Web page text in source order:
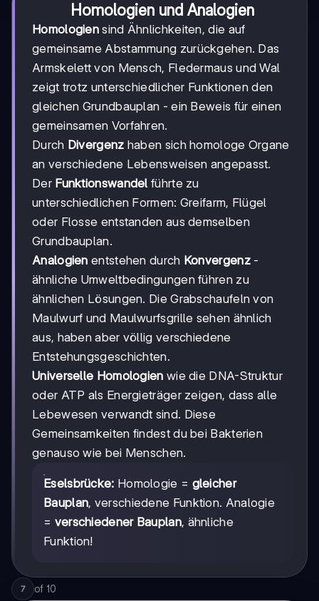
Homologien und Analogien
Homologien sind Ähnlichkeiten, die auf
gemeinsame Abstammung zurückgehen. Das
Armskelett von Mensch, Fledermaus und Wal
zeigt trotz unterschiedlicher Funktionen den
gleichen Grundbauplan - ein Beweis für einen
gemeinsamen Vorfahren.
Durch Divergenz haben sich homologe Organe
an verschiedene Lebensweisen angepasst.
Der Funktionswandel führte zu
unterschiedlichen Formen: Greifarm, Flügel
oder Flosse entstanden aus demselben
Grundbauplan.
Analogien entstehen durch Konvergenz-
ähnliche Umweltbedingungen führen zu
ähnlichen Lösungen. Die Grabschaufeln von
Maulwurf und Maulwurfsgrille sehen ähnlich
aus, haben aber völlig verschiedene
Entstehungsgeschichten.
Universelle Homologien wie die DNA-Struktur
oder ATP als Energieträger zeigen, dass alle
Lebewesen verwandt sind. Diese
Gemeinsamkeiten findest du bei Bakterien
genauso wie bei Menschen.
Eselsbrücke: Homologie = gleicher
Bauplan, verschiedene Funktion. Analogie
= verschiedener Bauplan, ähnliche
Funktion!
7 of 10